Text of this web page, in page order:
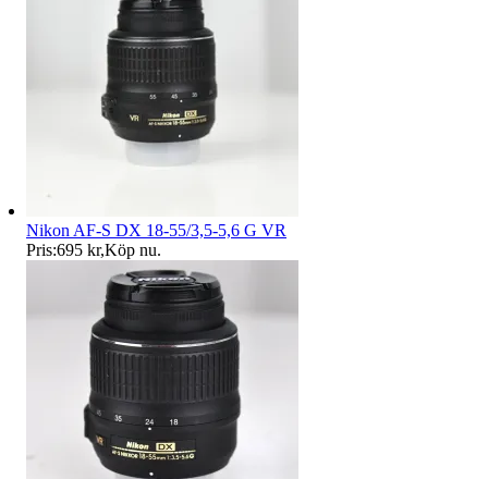
Nikon AF-S DX 18-55/3,5-5,6 G VR
Pris:695 kr,Köp nu.